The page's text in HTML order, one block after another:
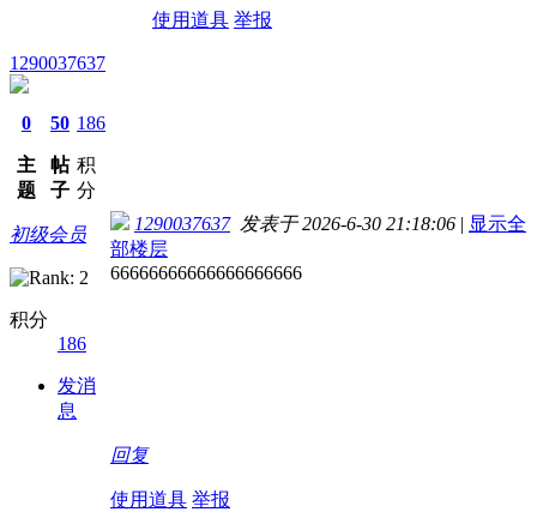
使用道具 举报
1290037637
0
主
题
50
帖
子
186
积
分
初级会员
积分
186
发消
息
1290037637发表于 2026-6-30 21:18:06 | 显示全
部楼层
66666666666666666666
回复
使用道具 举报